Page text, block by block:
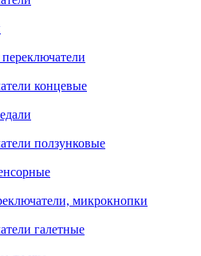
концевые
ползунковые
микрокнопки
галетные